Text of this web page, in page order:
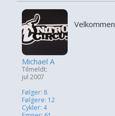
Michael A
Tilmeldt:
jul 2007
Følger: 8
Følgere: 12
Cykler: 4
Velkommen